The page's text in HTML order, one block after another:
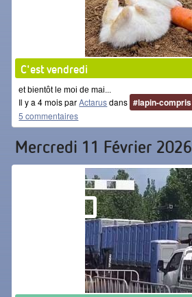
C'est vendredi
et bientôt le moi de mai...
Il y a 4 mois parActarusdans #lapin-compris
5 commentaires
Mercredi 11 Février 2026